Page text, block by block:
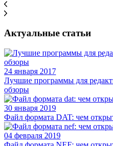
Актуальные статьи
24 января 2017
Лучшие программы для
обзоры
30 января 2019
Файл формата DAT: чем
04 февраля 2019